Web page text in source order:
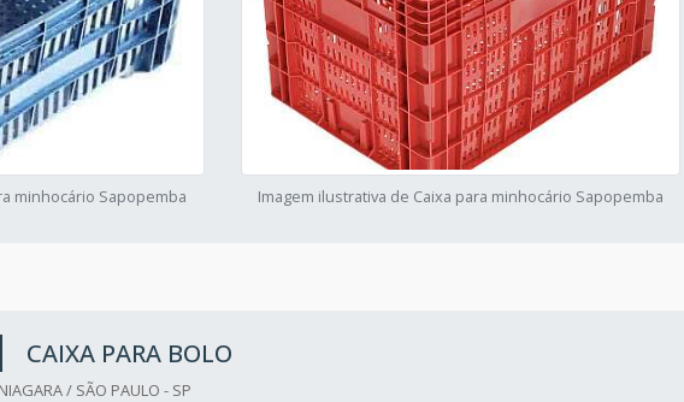
minhocário Sapopemba Imagem ilustrativa de Caixa para minhocário Sapopemba
CAIXA PARA BOLO
NIAGARA / SÃO PAULO - SP